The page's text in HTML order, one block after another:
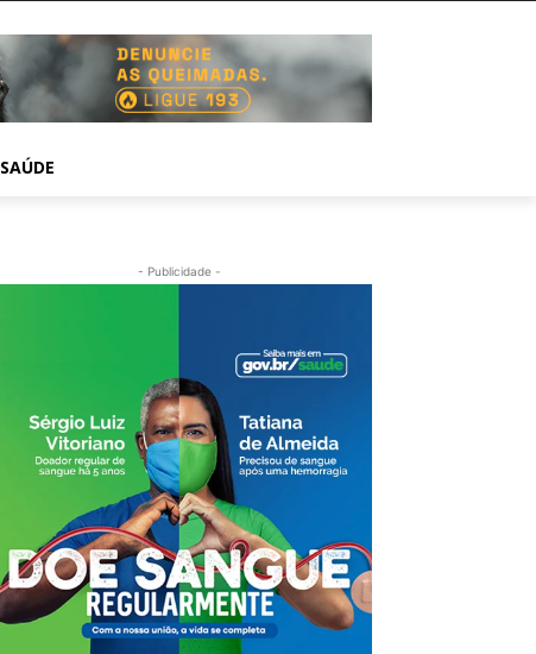
SAÚDE
- Publicidade -